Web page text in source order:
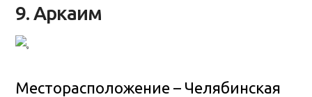
9. Аркаим
Месторасположение – Челябинская